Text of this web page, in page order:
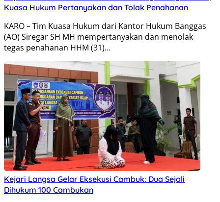
Kuasa Hukum Pertanyakan dan Tolak Penahanan
KARO – Tim Kuasa Hukum dari Kantor Hukum Banggas
(AO) Siregar SH MH mempertanyakan dan menolak
tegas penahanan HHM (31)…
Kejari Langsa Gelar Eksekusi Cambuk: Dua Sejoli
Dihukum 100 Cambukan